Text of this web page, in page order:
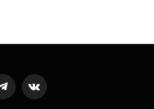
TelegramVKontakte